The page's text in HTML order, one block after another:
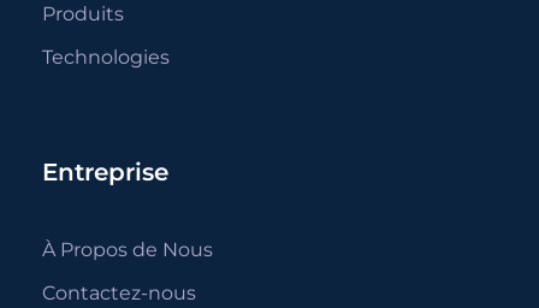
Produits
Technologies
Entreprise
À Propos de Nous
Contactez-nous